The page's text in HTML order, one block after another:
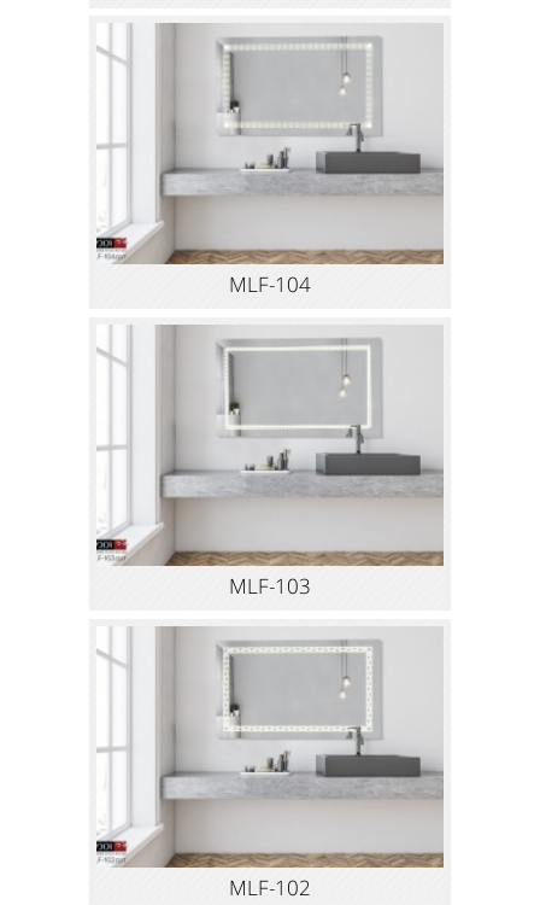
MLF-104
MLF-103
MLF-102